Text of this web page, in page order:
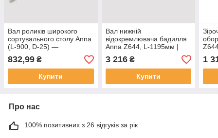
Вал роликів широкого
сортувального столу Anna
(L-900, D-25) —
564463004 ROLMUS
832,99 ₴
Купити
Вал нижній
відокремлювача бадилля
Anna Z644, L-1195мм |
564551001, 5645510010
ROLMUS
3 216₴
Купити
—
1
Про нас
100% позитивних з 26 відгуків за рік